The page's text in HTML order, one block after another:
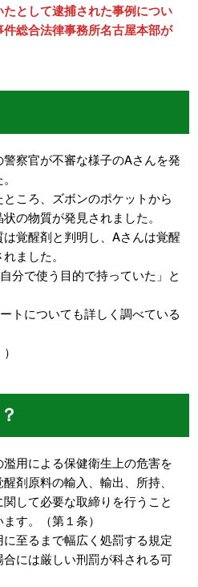
として逮捕された事例につい
総合法律事務所名古屋本部が
察官が不審な様子のAさんを発
ころ、ズボンのポケットから
の物質が発見されました。
覚醒剤と判明し、Aさんは覚醒
ました。
分で使う目的で持っていた」と
トについても詳しく調べている
用による保健衛生上の危害を
剤原料の輸入、輸出、所持、
して必要な取締りを行うこと
す。（第１条）
至るまで幅広く処罰する規定
には厳しい刑罰が科される可